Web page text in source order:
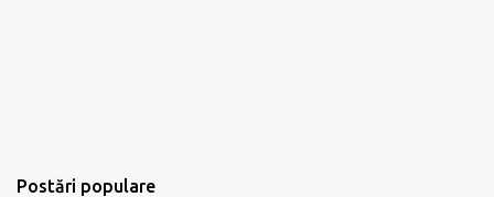
Postări populare